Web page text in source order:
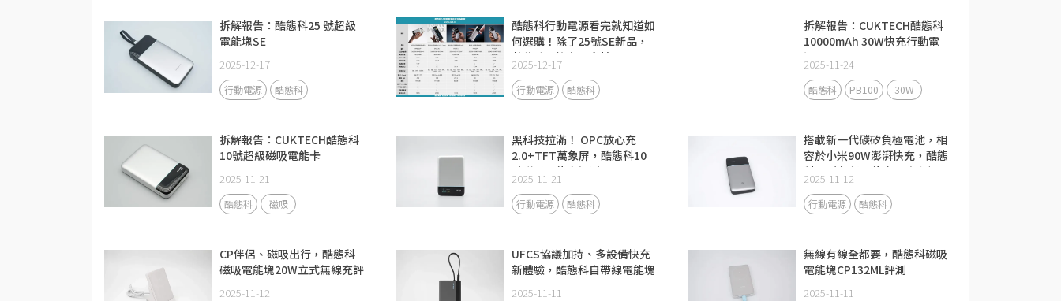
拆解報告：酷態科25 號超級
電能塊SE
2025-12-17
行動電源 酷態科
酷態科行動電源看完就知道如
何選購！除了25號SE新品，
數位系列擁有更多精品
2025-12-17
行動電源 酷態科
拆解報告：CUKTECH酷態科
10000mAh 30W快充行動電
源PB100
2025-11-24
酷態科 PB100 30W
拆解報告：CUKTECH酷態科
10號超級磁吸電能卡
2025-11-21
酷態科 磁吸
黑科技拉滿！ OPC放心充
2.0+TFT萬象屏，酷態科10
號磁吸電能卡評測
2025-11-21
行動電源 酷態科
搭載新一代碳矽負極電池，相
容於小米90W澎湃快充，酷態
科15號超級電能卡Air評測
2025-11-12
行動電源 酷態科
CP伴侶、磁吸出行，酷態科
磁吸電能塊20W立式無線充評
測
2025-11-12
UFCS協議加持、多設備快充
新體驗，酷態科自帶線電能塊
CP133L評測
2025-11-11
無線有線全都要，酷態科磁吸
電能塊CP132ML評測
2025-11-11